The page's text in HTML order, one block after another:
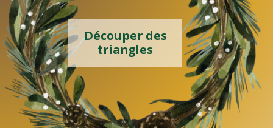
Puis les amandes,
le zeste de citron
Découper des
triangles